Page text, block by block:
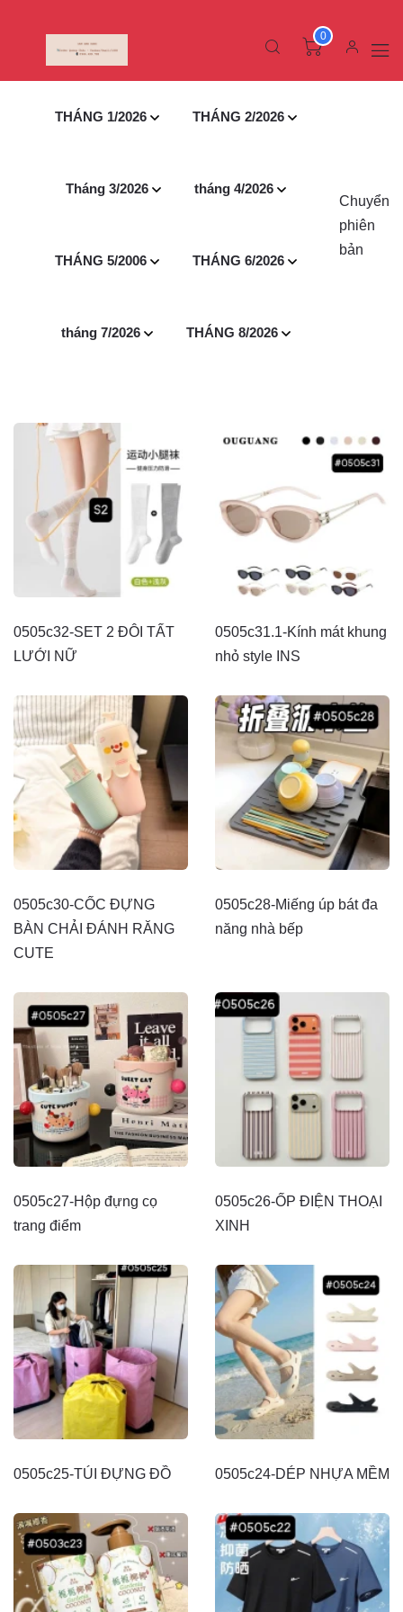
0
THÁNG 1/2026 THÁNG 2/2026
Tháng 3/2026 tháng 4/2026
THÁNG 5/2006 THÁNG 6/2026
tháng 7/2026 THÁNG 8/2026
Chuyển
phiên
bản
0505c32-SET 2 ĐÔI TẤT
LƯỚI NỮ
0505c31.1-Kính mát khung
nhỏ style INS
0505c30-CỐC ĐỰNG
BÀN CHẢI ĐÁNH RĂNG
CUTE
0505c28-Miếng úp bát đa
năng nhà bếp
0505c27-Hộp đựng cọ
trang điểm
0505c26-ỐP ĐIỆN THOẠI
XINH
0505c25-TÚI ĐỰNG ĐỒ 0505c24-DÉP NHỰA MỀM